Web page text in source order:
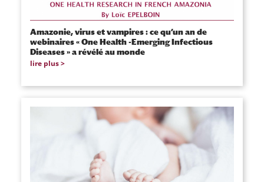
Amazonie, virus et vampires : ce qu’un an de
webinaires « One Health -Emerging Infectious
Diseases » a révélé au monde
lire plus